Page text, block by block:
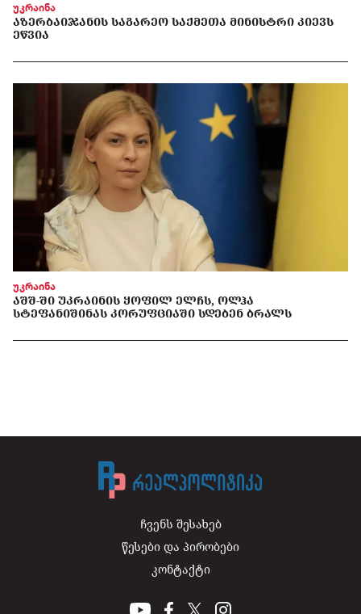
უკრაინა
ᲐᲖᲔᲠᲑᲐᲘᲯᲐᲜᲘᲡ ᲡᲐᲒᲐᲠᲔᲝ ᲡᲐᲥᲛᲔᲗᲐ ᲛᲘᲜᲘᲡᲢᲠᲘ ᲙᲘᲔᲕᲡ
ᲔᲬᲕᲘᲐ
უკრაინა
ᲐᲨᲨ-ᲨᲘ ᲣᲙᲠᲐᲘᲜᲘᲡ ᲧᲝᲤᲘᲚ ᲔᲚᲩᲡ, ᲝᲚᲰᲐ
ᲡᲢᲔᲤᲐᲜᲘᲨᲘᲜᲐᲡ ᲙᲝᲠᲣᲤᲪᲘᲐᲨᲘ ᲡᲓᲔᲑᲔᲜ ᲑᲠᲐᲚᲡ
ჩვენს შესახებ
წესები და პირობები
კონტაქტი